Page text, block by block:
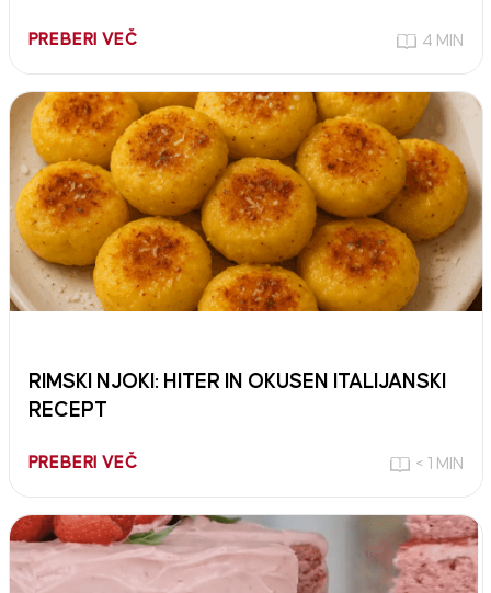
PREBERI VEČ 4 MIN
RIMSKI NJOKI: HITER IN OKUSEN ITALIJANSKI
RECEPT
PREBERI VEČ < 1 MIN